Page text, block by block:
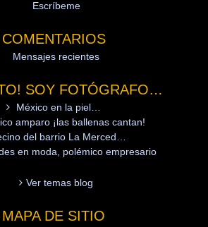
Escríbeme
COMENTARIOS
Mensajes recientes
SOY FOTÓGRAFO…
México en la piel…
amparo ¡las ballenas cantan!
del barrio La Merced…
en moda, polémico empresario
Ver temas blog
MAPA DE SITIO